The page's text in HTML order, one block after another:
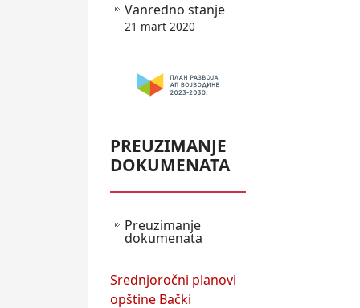
Vanredno stanje
21 mart 2020
PREUZIMANJE
DOKUMENATA
Preuzimanje
dokumenata
Srednjoročni planovi
opštine Bački